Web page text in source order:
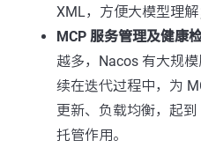
XML，方便大模型理解
MCP 服务管理及健康检
越多，Nacos 有大规
续在迭代过程中，为
更新、负载均衡，起
托管作用。